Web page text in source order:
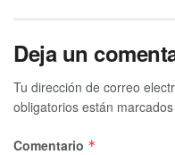
Deja un
Tu dirección de correo
obligatorios están
Comentario *